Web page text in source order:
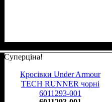
Суперціна!
Кросівки Under Armour
TECH RUNNER чорні
6011293-001